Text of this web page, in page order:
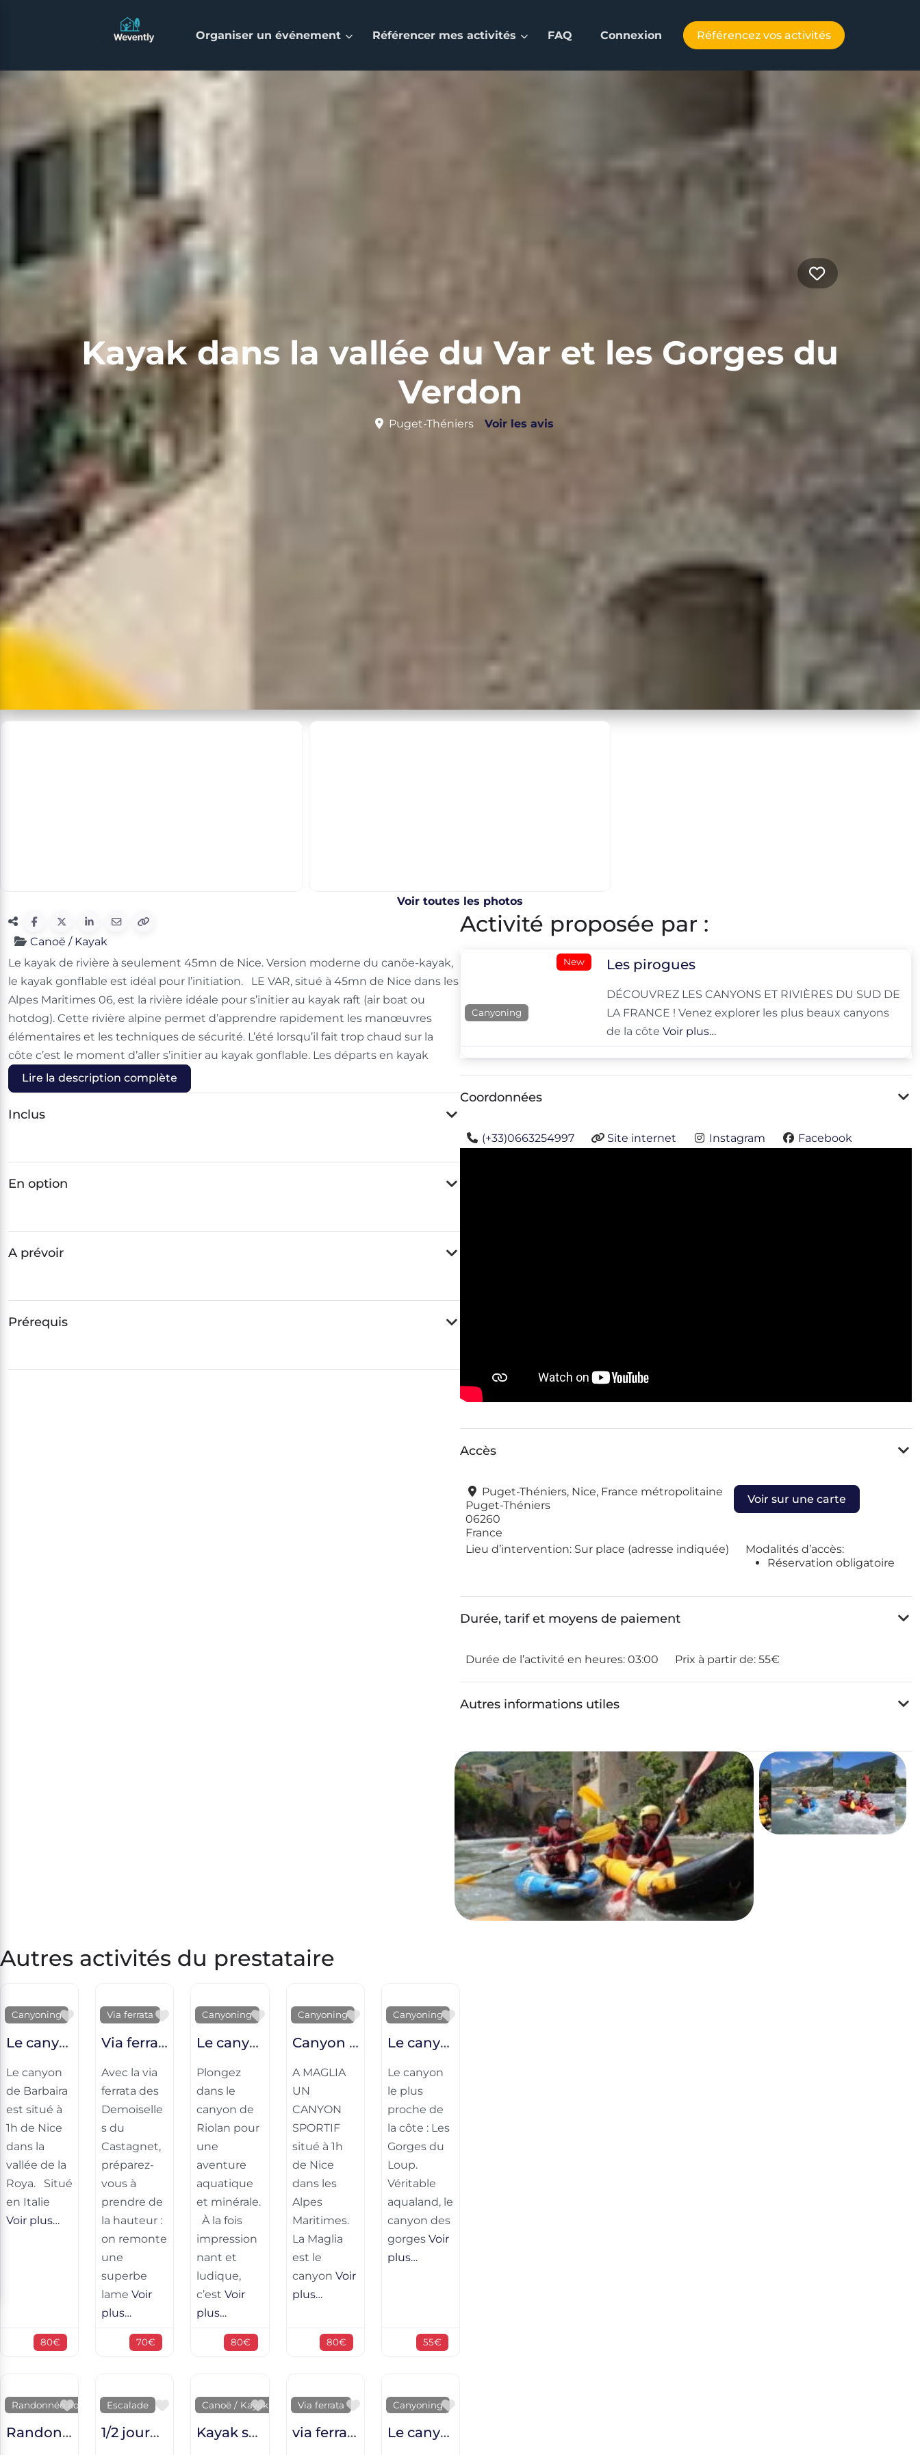
Organiser un événement Référencer mes activités FAQ Connexion Référencez vos activités
Favorite
Kayak dans la vallée du Var et les Gorges du
Verdon
Puget-Théniers Voir les avis
Voir toutes les photos
Canoë / Kayak
Le kayak de rivière à seulement 45mn de Nice. Version moderne du canöe-kayak,
le kayak gonflable est idéal pour l’initiation. LE VAR, situé à 45mn de Nice dans les
Alpes Maritimes 06, est la rivière idéale pour s’initier au kayak raft (air boat ou
hotdog). Cette rivière alpine permet d’apprendre rapidement les manœuvres
élémentaires et les techniques de sécurité. L’été lorsqu’il fait trop chaud sur la
côte c’est le moment d’aller s’initier au kayak gonflable. Les départs en kayak
Lire la description complète
Inclus
En option
A prévoir
Prérequis
Activité proposée par :
New
Canyoning
Les pirogues
DÉCOUVREZ LES CANYONS ET RIVIÈRES DU SUD DE
LA FRANCE ! Venez explorer les plus beaux canyons
de la côteVoir plus…
Coordonnées
(+33)0663254997 Site internet Instagram Facebook
Accès
Puget-Théniers, Nice, France métropolitaine
Puget-Théniers
06260
France
Lieu d’intervention: Sur place (adresse indiquée)
Modalités d’accès:
Réservation obligatoire
Voir sur une carte
Durée, tarif et moyens de paiement
Durée de l’activité en heures: 03:00 Prix à partir de: 55€
Autres informations utiles
Autres activités du prestataire
Canyoning
Favorite
Le canyon de Barbaira
Le canyon
de Barbaira
est situé à
1h de Nice
dans la
vallée de la
Roya. Situé
en Italie
Voir plus…
80€
Via ferrata
Favorite
Via ferrata des Demoiselles du Castagnet
Avec la via
ferrata des
Demoiselle
s du
Castagnet,
préparez-
vous à
prendre de
la hauteur :
on remonte
une
superbe
lameVoir
plus…
70€
Canyoning
Favorite
Le canyon de Riolan
Plongez
dans le
canyon de
Riolan pour
une
aventure
aquatique
et minérale.
À la fois
impression
nant et
ludique,
c’estVoir
plus…
80€
Canyoning
Favorite
Canyon de la Maglia sportif
A MAGLIA
UN
CANYON
SPORTIF
situé à 1h
de Nice
dans les
Alpes
Maritimes.
La Maglia
est le
canyon Voir
plus…
80€
Canyoning
Favorite
Le canyon des gorges du loup
Le canyon
le plus
proche de
la côte : Les
Gorges du
Loup.
Véritable
aqualand, le
canyon des
gorges Voir
plus…
55€
Randonnée aquatique
Favorite
Randonnée Aquatique dans les Gorges du loup
Escalade
Favorite
1/2 journée initiation escalade
Canoë / KayakFavorite
Kayak sportif dans la vallée de la Vésubie et les Gorges de Daluis
Via ferrata
Favorite
via ferrata des Canyons de Lantosque
Canyoning
Favorite
Le canyon de Cramassouri